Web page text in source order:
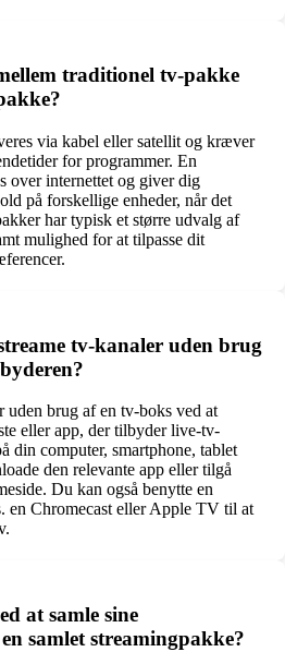
traditionel tv-pakke
via kabel eller satellit og kræver
for programmer. En
over internettet og giver dig
på forskellige enheder, når det
har typisk et større udvalg af
mulighed for at tilpasse dit
tv-kanaler uden brug
uden brug af en tv-boks ved at
eller app, der tilbyder live-tv-
din computer, smartphone, tablet
den relevante app eller tilgå
Du kan også benytte en
en Chromecast eller Apple TV til at
at samle sine
samlet streamingpakke?